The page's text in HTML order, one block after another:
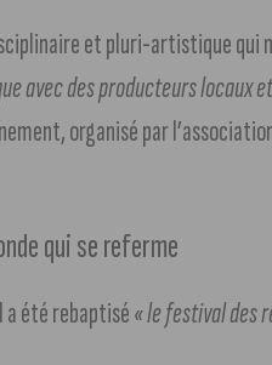
et pluri-artistique qui
avec des producteurs locaux
organisé par
qui se referme
été rebaptisé« le festival des